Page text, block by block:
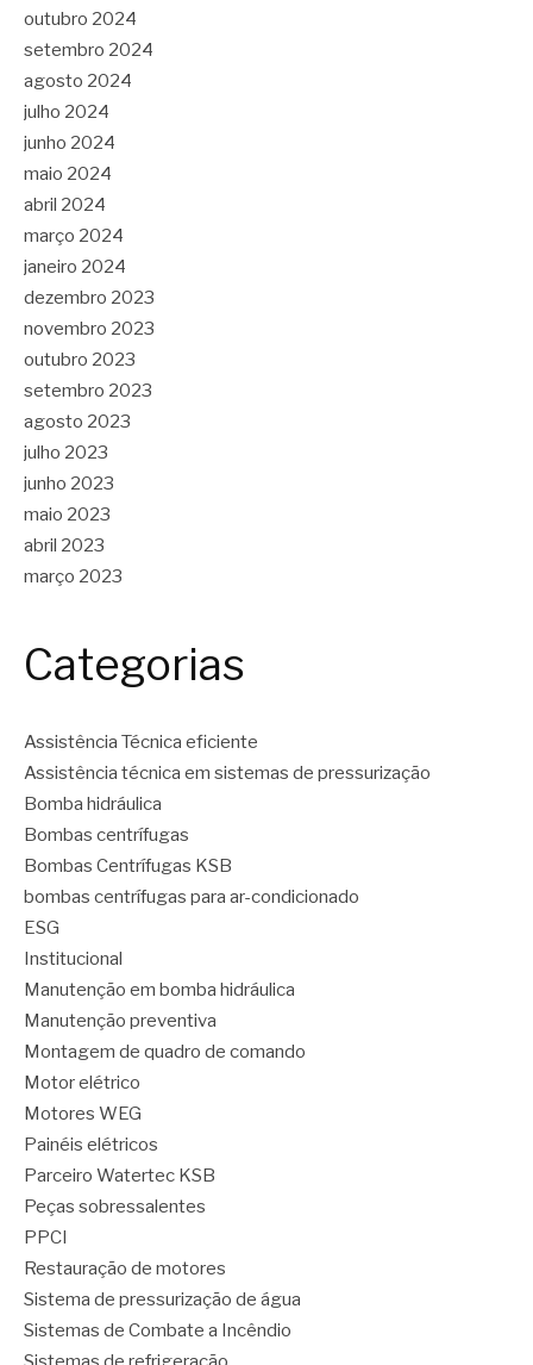
outubro 2024
setembro 2024
agosto 2024
julho 2024
junho 2024
maio 2024
abril 2024
março 2024
janeiro 2024
dezembro 2023
novembro 2023
outubro 2023
setembro 2023
agosto 2023
julho 2023
junho 2023
maio 2023
abril 2023
março 2023
Categorias
Assistência Técnica eficiente
Assistência técnica em sistemas de pressurização
Bomba hidráulica
Bombas centrífugas
Bombas Centrífugas KSB
bombas centrífugas para ar-condicionado
ESG
Institucional
Manutenção em bomba hidráulica
Manutenção preventiva
Montagem de quadro de comando
Motor elétrico
Motores WEG
Painéis elétricos
Parceiro Watertec KSB
Peças sobressalentes
PPCI
Restauração de motores
Sistema de pressurização de água
Sistemas de Combate a Incêndio